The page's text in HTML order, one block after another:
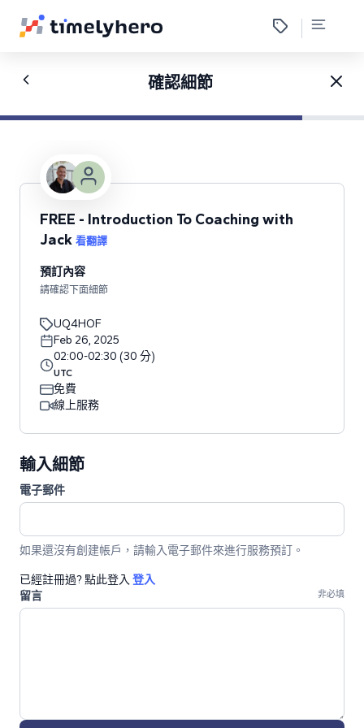
確認細節
FREE - Introduction To Coaching with
Jack 看翻譯
預訂內容
請確認下面細節
UQ4HOF
Feb 26, 2025
02:00-02:30 (30 分)
UTC
免費
線上服務
輸入細節
電子郵件
如果還沒有創建帳戶，請輸入電子郵件來進行服務預訂。
已經註冊過? 點此登入 登入
留言
非必填